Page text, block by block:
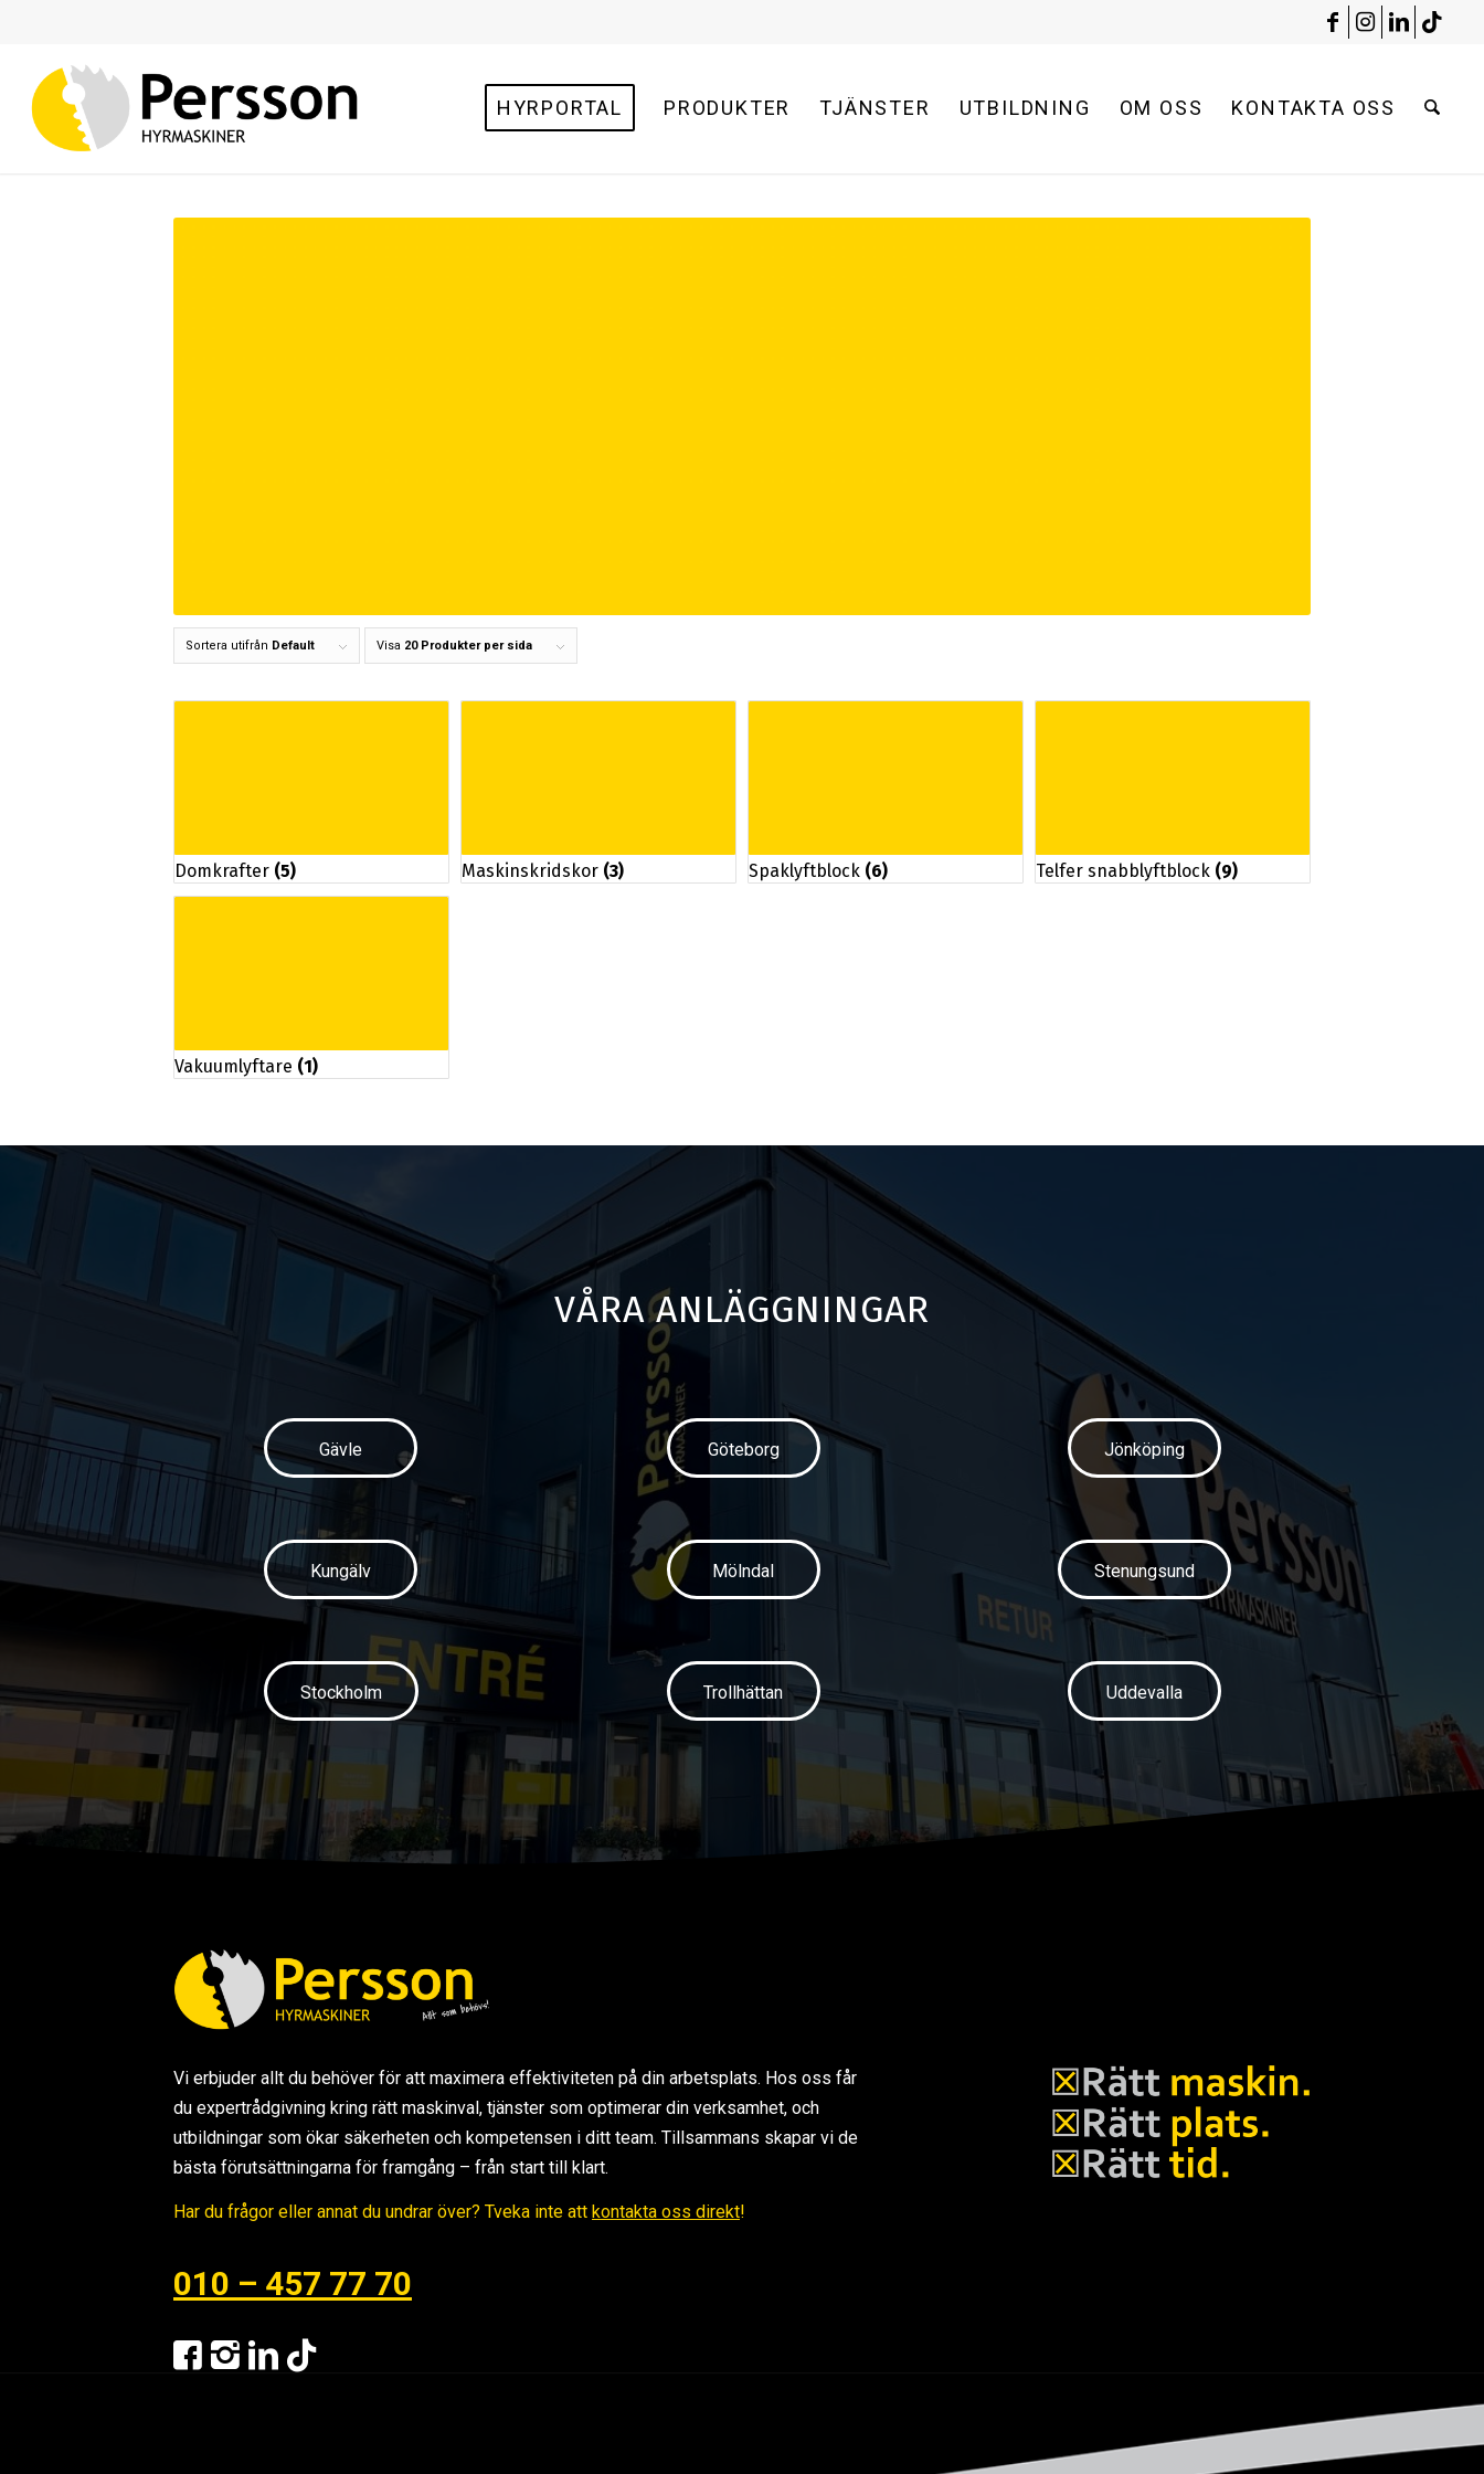
HYRPORTAL PRODUKTER TJÄNSTER UTBILDNING OM OSS KONTAKTA OSS
Sortera utifrån Default Visa 20 Produkter per sida
Domkrafter (5) Maskinskridskor (3) Spaklyftblock (6) Telfer snabblyftblock (9)
Vakuumlyftare (1)
VÅRA ANLÄGGNINGAR
Gävle Göteborg Jönköping
Kungälv Mölndal Stenungsund
Stockholm Trollhättan Uddevalla
Vi erbjuder allt du behöver för att maximera effektiviteten på din arbetsplats. Hos oss får
du expertrådgivning kring rätt maskinval, tjänster som optimerar din verksamhet, och
utbildningar som ökar säkerheten och kompetensen i ditt team. Tillsammans skapar vi de
bästa förutsättningarna för framgång – från start till klart.
Har du frågor eller annat du undrar över? Tveka inte att kontakta oss direkt!
010 – 457 77 70